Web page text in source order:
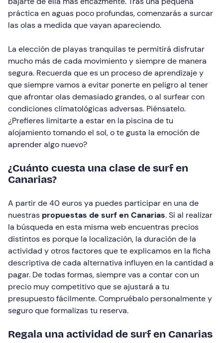
práctica en aguas poco profundas, comenzarás a surcar
las olas a medida que vayan apareciendo.
La elección de playas tranquilas te permitirá disfrutar
mucho más de cada movimiento y siempre de manera
segura. Recuerda que es un proceso de aprendizaje y
que siempre vamos a evitar ponerte en peligro al tener
que afrontar olas demasiado grandes, o al surfear con
condiciones climatológicas adversas. Piénsatelo.
¿Prefieres limitarte a estar en la piscina de tu
alojamiento tomando el sol, o te gusta la emoción de
aprender algo nuevo?
¿Cuánto cuesta una clase de surf en
Canarias?
A partir de 40 euros ya puedes participar en una de
nuestras propuestas de surf en Canarias. Si al realizar
la búsqueda en esta misma web encuentras precios
distintos es porque la localización, la duración de la
actividad y otros factores que te explicamos en la ficha
descriptiva de cada alternativa influyen en la cantidad a
pagar. De todas formas, siempre vas a contar con un
precio muy competitivo que se ajustará a tu
presupuesto fácilmente. Compruébalo personalmente y
seguro que formalizas tu reserva.
Regala una actividad de surf en Canarias